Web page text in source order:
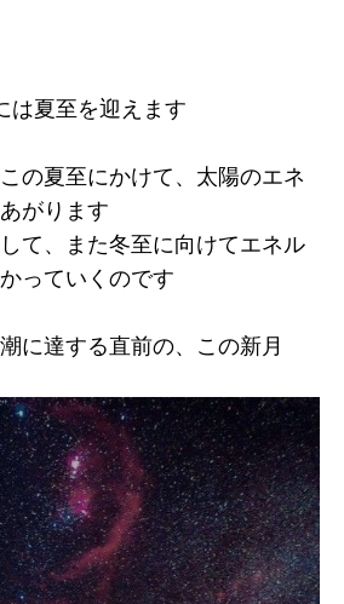
は夏至を迎えます
の夏至にかけて、太陽のエネ
がります
て、また冬至に向けてエネル
っていくのです
に達する直前の、この新月